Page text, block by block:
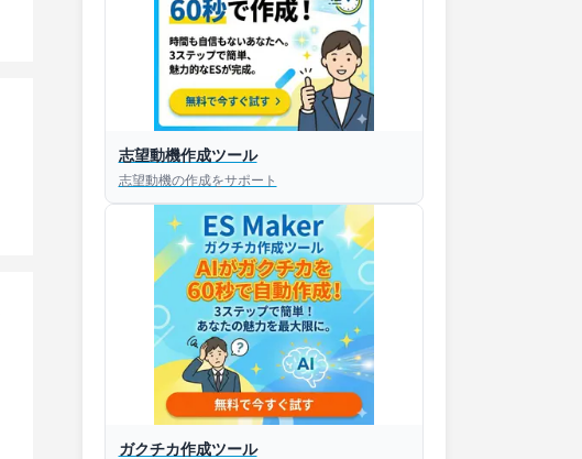
志望動機作成ツール
志望動機の作成をサポート
ガクチカ作成ツール